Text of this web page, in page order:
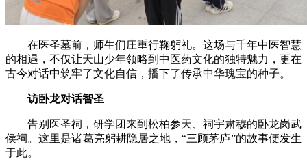
在医圣墓前，师生们庄重行鞠躬礼。这场与千年中医智慧
的相遇，不仅让天山少年领略到中医药文化的独特魅力，更在
古今对话中筑牢了文化自信，播下了传承中华瑰宝的种子。
访卧龙对话智圣
告别医圣祠，研学团来到松柏参天、祠宇肃穆的卧龙岗武
侯祠。这里是诸葛亮躬耕隐居之地，“三顾茅庐”的故事便发生
于此。